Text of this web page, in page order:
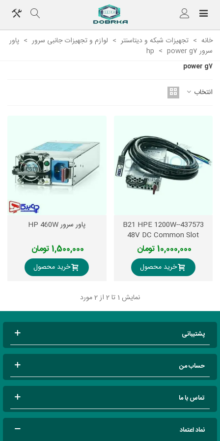
خانه > تجهیزات شبکه و دیتاسنتر > لوازم و تجهیزات جانبی سرور > پاور
سرور hp
> power g7
power g7
انتخاب
437573-B21 HPE 1200W-
48V DC Common Slot
Power Supply
10,000,000 تومان
خرید محصول
پاور سرور HP 460W
1,500,000 تومان
خرید محصول
نمایش 1 تا 2 از 2 مورد
پشتیبانی
حساب من
تماس با ما
نماد اعتماد